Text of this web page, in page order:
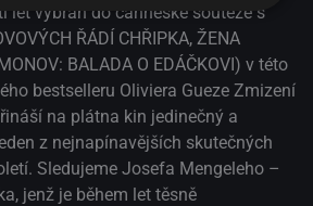
let vybrán do canneské soutěže s
ŘÁDÍ CHŘIPKA, ŽENA
BALADA O EDÁČKOVI) v této
bestselleru Oliviera Gueze Zmizení
na plátna kin jedinečný a
z nejnapínavějších skutečných
Sledujeme Josefa Mengeleho –
jenž je během let těsně